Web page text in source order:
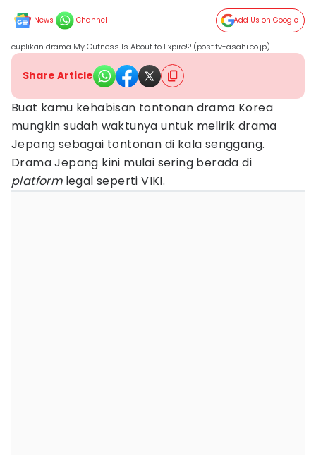
News Channel Add Us on Google
cuplikan drama My Cutness Is About to Expire!? (post.tv-asahi.co.jp)
Share Article
Buat kamu kehabisan tontonan drama Korea
mungkin sudah waktunya untuk melirik drama
Jepang sebagai tontonan di kala senggang.
Drama Jepang kini mulai sering berada di
platformlegal seperti VIKI.